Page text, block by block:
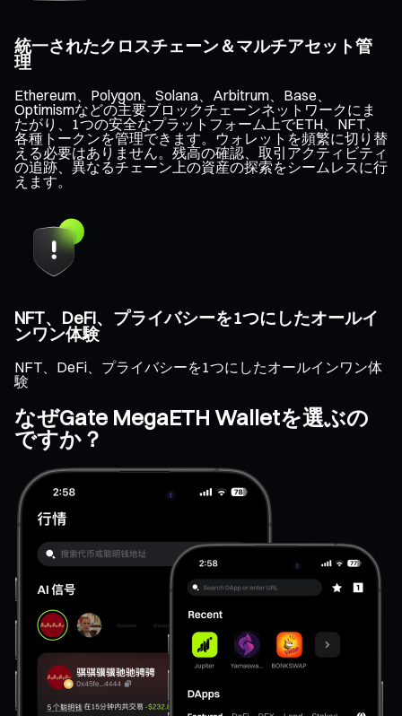
統一されたクロスチェーン＆マルチアセット管
理
Ethereum、Polygon、Solana、Arbitrum、Base、
Optimismなどの主要ブロックチェーンネットワークにま
たがり、1つの安全なプラットフォーム上でETH、NFT、
各種トークンを管理できます。ウォレットを頻繁に切り替
える必要はありません。残高の確認、取引アクティビティ
の追跡、異なるチェーン上の資産の探索をシームレスに行
えます。
NFT、DeFi、プライバシーを1つにしたオールイ
ンワン体験
NFT、DeFi、プライバシーを1つにしたオールインワン体
験
なぜGate MegaETH Walletを選ぶの
ですか？